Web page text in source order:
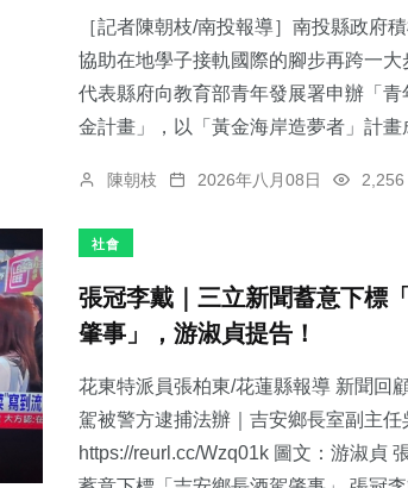
［記者陳朝枝/南投報導］南投縣政府
協助在地學子接軌國際的腳步再跨一大
代表縣府向教育部青年發展署申辦「青
金計畫」，以「黃金海岸造夢者」計畫
陳朝枝 2026年八月08日
社會
張冠李戴｜三立新聞蓄意下標
肇事」，游淑貞提告！
花東特派員張柏東/花蓮縣報導 新聞回
駕被警方逮捕法辦｜吉安鄉長室副主任
https://reurl.cc/Wzq01k 圖文：游淑貞